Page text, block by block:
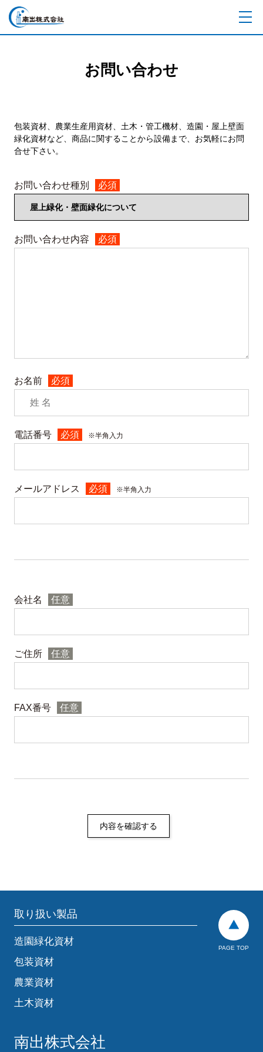
お問い合わせ
包装資材、農業生産用資材、土木・管工機材、造園・屋上壁面
緑化資材など、商品に関することから設備まで、お気軽にお問
合せ下さい。
お問い合わせ種別 必須
お問い合わせ内容 必須
お名前 必須
電話番号 必須 ※半角入力
メールアドレス 必須 ※半角入力
会社名 任意
ご住所 任意
FAX番号 任意
PAGE TOP
取り扱い製品
造園緑化資材
包装資材
農業資材
土木資材
南出株式会社